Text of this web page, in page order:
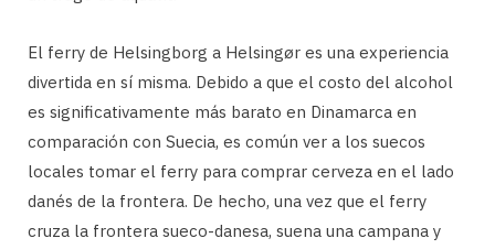
El ferry de Helsingborg a Helsingør es una experiencia
divertida en sí misma. Debido a que el costo del alcohol
es significativamente más barato en Dinamarca en
comparación con Suecia, es común ver a los suecos
locales tomar el ferry para comprar cerveza en el lado
danés de la frontera. De hecho, una vez que el ferry
cruza la frontera sueco-danesa, suena una campana y